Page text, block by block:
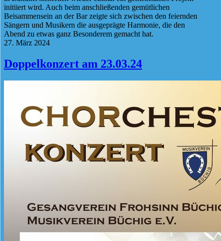
initiiert wird. Auch beim anschließenden gemütlichen
Beisammensein an der Bar zeigte sich zwischen den feiernden
Sängern und Musikern die ausgeprägte Harmonie, die den
Abend zu etwas ganz Besonderem gemacht hat.
27. März 2024
Doppelkonzert am 23.03.24